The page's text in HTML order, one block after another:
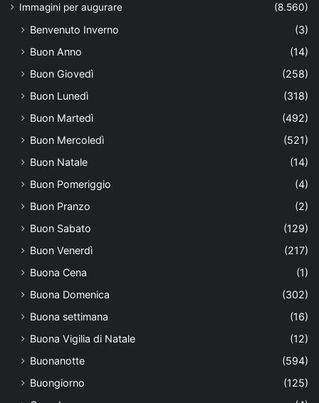
Immagini per augurare (8.560)
Benvenuto Inverno
(3)
Buon Anno
(14)
Buon Giovedì
(258)
Buon Lunedì
(318)
Buon Martedì
(492)
Buon Mercoledì
(521)
Buon Natale
(14)
Buon Pomeriggio
(4)
Buon Pranzo
(2)
Buon Sabato
(129)
Buon Venerdì
(217)
Buona Cena
(1)
Buona Domenica
(302)
Buona settimana
(16)
Buona Vigilia di Natale
(12)
Buonanotte
(594)
Buongiorno
(125)